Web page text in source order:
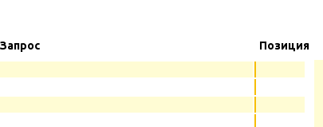
Запрос Позиция